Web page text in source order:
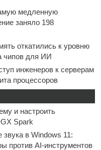
медленную
заняло 198
откатились к уровню
чипов для ИИ
инженеров к серверам
процессоров
и настроить
Spark
в Windows 11:
против AI-инструментов